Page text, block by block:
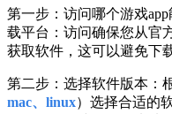
第一步：访问哪个游戏
载平台：访问确保您从官
获取软件，这可以避免下
第二步：选择软件版本：
mac、linux）选择合适的